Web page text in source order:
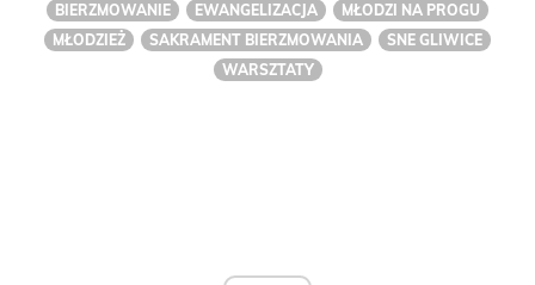
BIERZMOWANIE EWANGELIZACJA
MŁODZI NA PROGU
MŁODZIEŻ
SAKRAMENT BIERZMOWANIA
SNE GLIWICE
WARSZTATY